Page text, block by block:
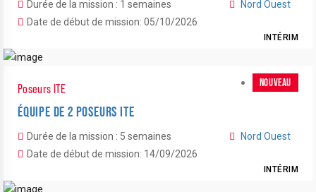
Durée de la mission : 1 semaines
Date de début de mission: 05/10/2026
Nord Ouest
INTÉRIM
NOUVEAU
Poseurs ITE
ÉQUIPE DE 2 POSEURS ITE
Durée de la mission : 5 semaines
Date de début de mission: 14/09/2026
Nord Ouest
INTÉRIM